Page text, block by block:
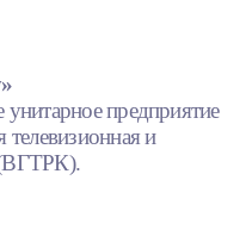
унитарное предприятие
телевизионная и
(ВГТРК).